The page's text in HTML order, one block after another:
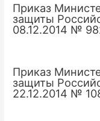
Приказ
защиты
08.12.2014 №
Приказ
защиты
22.12.2014 №